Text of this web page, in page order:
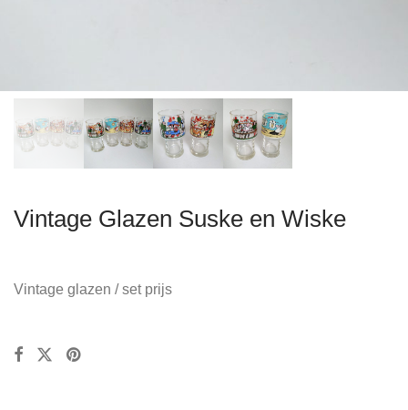
Vintage Glazen Suske en Wiske
Vintage glazen / set prijs